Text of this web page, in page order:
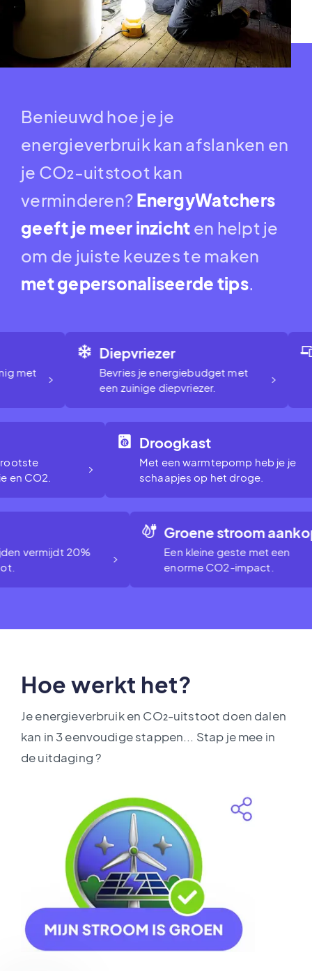
Benieuwd hoe je je
energieverbruik kan afslanken en
je CO₂-uitstoot kan
verminderen? EnergyWatchers
geeft je meer inzicht en helpt je
om de juiste keuzes te maken
met gepersonaliseerde tips.
met
Diepvriezer
Bevries je energiebudget met
een zuinige diepvriezer.
en CO2.
Droogkast
Met een warmtepomp heb je je
schaapjes op het droge.
20%
Groene stroom aankopen
Een kleine geste met een
enorme CO2-impact.
Hoe werkt het?
Je energieverbruik en CO₂-uitstoot doen dalen
kan in 3 eenvoudige stappen... Stap je mee in
de uitdaging ?